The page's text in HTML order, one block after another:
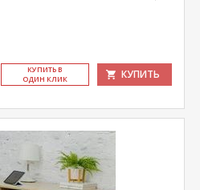
КУ­ПИТЬ В
ОДИН КЛИК
КУПИТЬ